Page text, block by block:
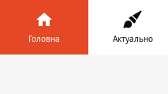
Головна Актуально